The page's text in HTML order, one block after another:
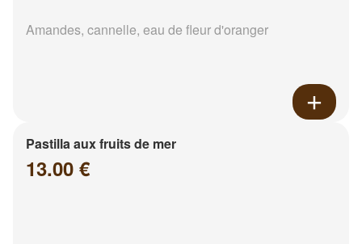
Amandes, cannelle, eau de fleur d'oranger
Pastilla aux fruits de mer
13.00 €